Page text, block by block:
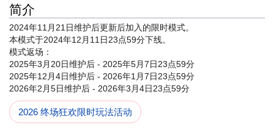
简介
2024年11月21日维护后更新后加入的限时模式。
本模式于2024年12月11日23点59分下线。
模式返场：
2025年3月20日维护后 - 2025年5月7日23点59分
2025年12月4日维护后 - 2026年1月7日23点59分
2026年2月5日维护后 - 2026年3月4日23点59分
2026 终场狂欢限时玩法活动